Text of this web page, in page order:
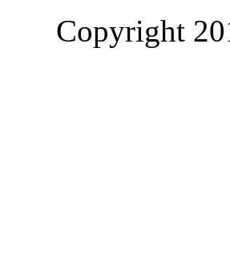
Copyright